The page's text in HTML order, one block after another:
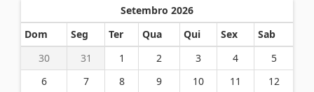
Setembro 2026
Dom
Seg Ter Qua Qui Sex
Sab
30
31 1 2 3 4
5
6
7 8 9 10 11 12